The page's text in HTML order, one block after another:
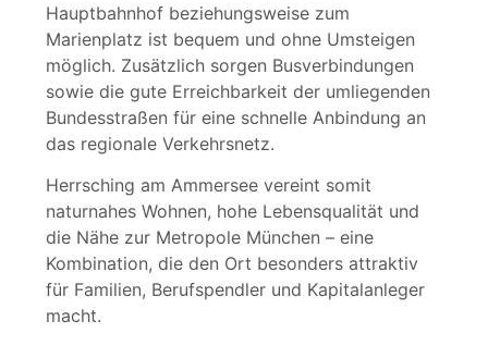
Hauptbahnhof beziehungsweise zum
Marienplatz ist bequem und ohne Umsteigen
möglich. Zusätzlich sorgen Busverbindungen
sowie die gute Erreichbarkeit der umliegenden
Bundesstraßen für eine schnelle Anbindung an
das regionale Verkehrsnetz.
Herrsching am Ammersee vereint somit
naturnahes Wohnen, hohe Lebensqualität und
die Nähe zur Metropole München – eine
Kombination, die den Ort besonders attraktiv
für Familien, Berufspendler und Kapitalanleger
macht.